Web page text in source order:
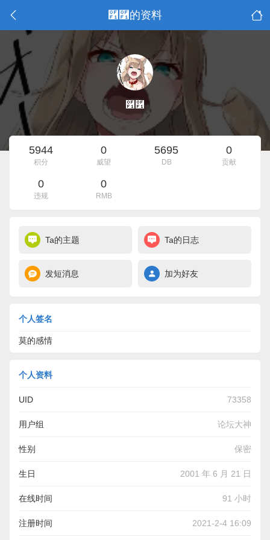
ㅤ࿱࿱的资料
ㅤ࿱࿱
5944
积分
0
威望
5695
DB
0
贡献
0
违规
0
RMB
Ta的主题 Ta的日志
发短消息 加为好友
个人签名
莫的感情
个人资料
UID 73358
用户组 论坛大神
性别 保密
生日 2001 年 6 月 21 日
在线时间 91 小时
注册时间 2021-2-4 16:09